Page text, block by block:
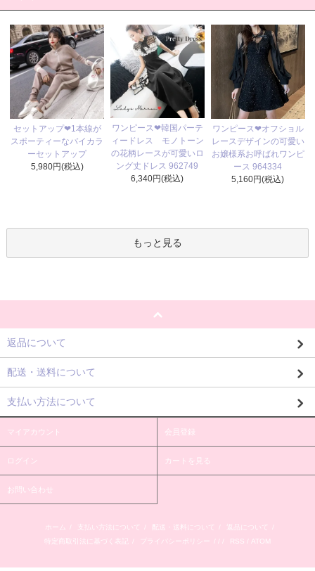
セットアップ❤1本線が
スポーティーなバイカラ
ーセットアップ
5,980円(税込)
ワンピース❤韓国パーテ
ィードレス モノトーン
の花柄レースが可愛いロ
ング丈ドレス 962749
6,340円(税込)
ワンピース❤オフショル
レースデザインの可愛い
お嬢様系お呼ばれワンピ
ース 964334
5,160円(税込)
もっと見る
返品について
配送・送料について
支払い方法について
マイアカウント 会員登録
ログイン カートを見る
お問い合わせ
ホーム / 支払い方法について / 配送・送料について / 返品について
/
特定商取引法に基づく表記
/ プライバシーポリシー / / / RSS / ATOM